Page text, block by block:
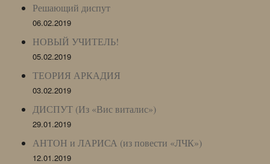
Решающий диспут
06.02.2019
НОВЫЙ УЧИТЕЛЬ!
05.02.2019
ТЕОРИЯ АРКАДИЯ
03.02.2019
ДИСПУТ (Из «Вис виталис»)
29.01.2019
АНТОН и ЛАРИСА (из повести «ЛЧК»)
12.01.2019